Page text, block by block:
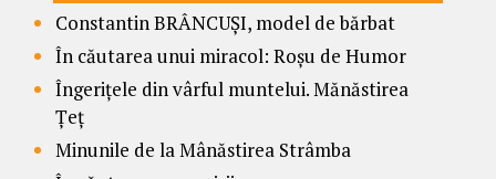
Constantin BRÂNCUȘI, model de bărbat
În căutarea unui miracol: Roșu de Humor
Îngerițele din vârful muntelui. Mănăstirea
Țeț
Minunile de la Mânăstirea Strâmba